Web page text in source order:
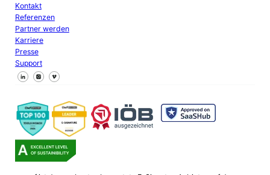
Kontakt
Referenzen
Partner werden
Karriere
Presse
Support
Follow us on Facebook
Follow us on X
Follow us on LinkedIn